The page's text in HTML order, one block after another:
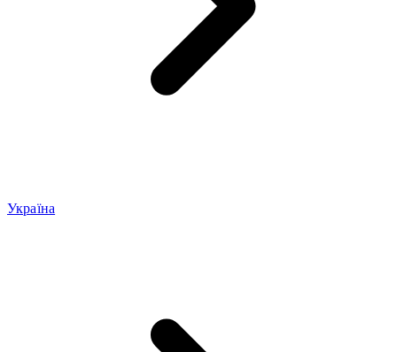
Україна